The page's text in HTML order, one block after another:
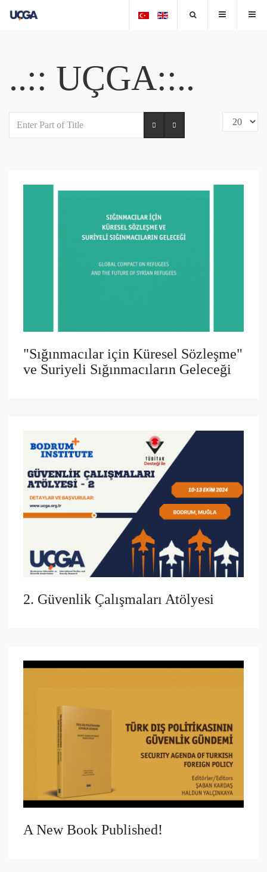
..:: UÇGA::..
Display
#
"Sığınmacılar için Küresel Sözleşme"
ve Suriyeli Sığınmacıların Geleceği
2. Güvenlik Çalışmaları Atölyesi
A New Book Published!